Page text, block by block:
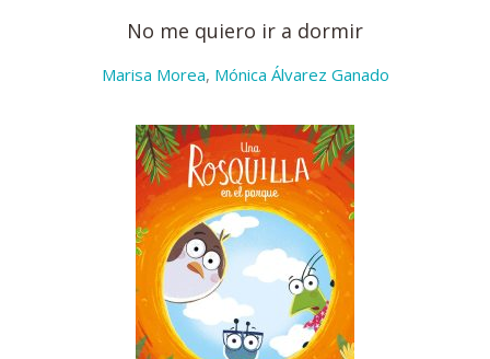
No me quiero ir a dormir
Marisa Morea, Mónica Álvarez Ganado